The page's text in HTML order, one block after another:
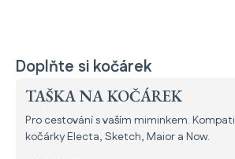
Doplňte si kočárek
TAŠKA NA KOČÁREK
Pro cestování s vaším miminkem.
kočárky Electa, Sketch, Maior a Now.